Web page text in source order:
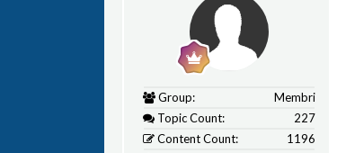
Group:
Membri
Topic Count:
227
Content Count:
1196